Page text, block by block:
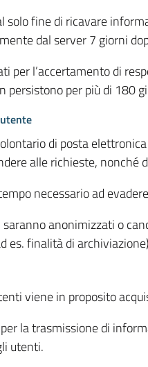
solo fine di ricavare
dal server 7 giorni
per l’accertamento di
per più di 180
di posta
alle richieste,
necessario ad
anonimizzati o
es. finalità di
viene in proposito
la trasmissione di
utenti.